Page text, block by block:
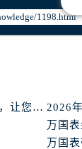
层04室（需
中心A座907
场写字楼10
心写字楼B座
安国际中心E
天津市万国手表维修中心电话（提供专业维修服务，让您的手表焕然一新） 2026
万国